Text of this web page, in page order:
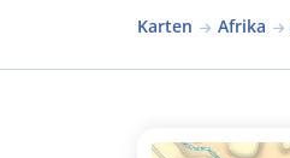
Karten Afrika